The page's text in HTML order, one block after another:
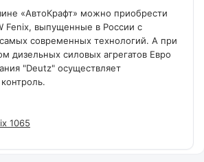
«АвтоКрафт» можно приобрести
Fenix, выпущенные в России с
современных технологий. А при
дизельных силовых агрегатов Евро
"Deutz" осуществляет
1065